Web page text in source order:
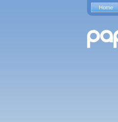
Home